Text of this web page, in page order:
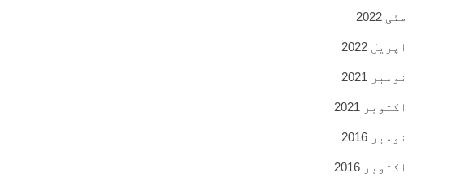
مئی 2022
اپریل 2022
نومبر 2021
اکتوبر 2021
نومبر 2016
اکتوبر 2016